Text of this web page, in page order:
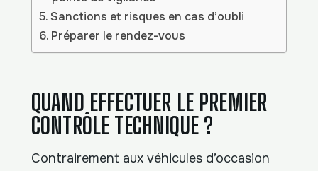
Sanctions et risques en cas d’oubli
Préparer le rendez-vous
QUAND EFFECTUER LE PREMIER
CONTRÔLE TECHNIQUE ?
Contrairement aux véhicules d’occasion